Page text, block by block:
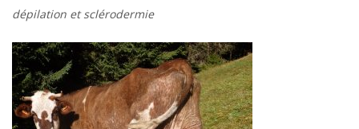
dépilation et sclérodermie